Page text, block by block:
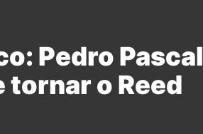
Pedro Pascal
tornar o Reed